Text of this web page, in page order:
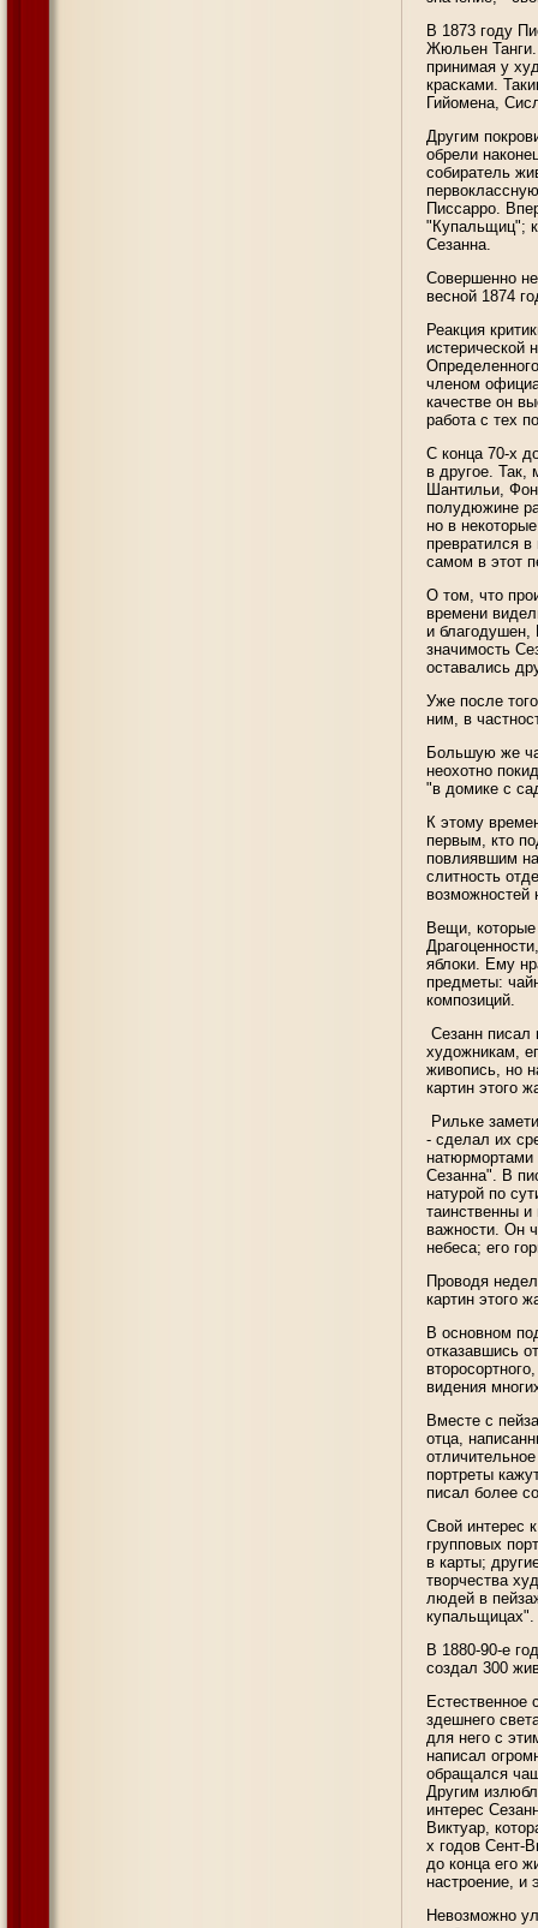
В 1873 году
Жюльен Танги.
принимая у
красками.
Гийомена,
Другим
обрели
собиратель
Писсарро.
"Купальщиц";
Сезанна.
Совершенно
весной 1874
Реакция
истерической
членом
качестве он
работа с тех
С конца 70-х
в другое.
Шантильи,
полудюжине
но в
превратился
самом в этот
О том, что
времени
и благодушен,
значимость
оставались
Уже после
ним, в
Большую же
неохотно
"в домике с
К этому
первым, кто
повлиявшим
слитность
возможностей
Вещи,
яблоки. Ему
предметы:
композиций.
Сезанн писал
художникам,
живопись, но
картин этого
Рильке
- сделал их
натюрмортами
Сезанна". В
натурой по
таинственны и
важности. Он
небеса; его
Проводя
картин этого
В основном
отказавшись
видения
Вместе с
отца,
портреты
писал более
Свой интерес
групповых
в карты;
творчества
людей в
купальщицах".
В 1880-90-е
создал 300
здешнего
для него с
написал
обращался
Другим
интерес
Виктуар,
х годов Сент-
до конца его
настроение, и
Невозможно